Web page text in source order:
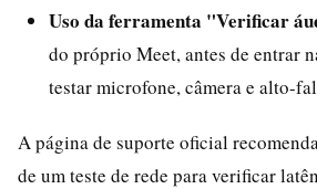
Uso da ferramenta "Verificar
do próprio Meet, antes de entrar
testar microfone, câmera e alto-
A página de suporte oficial
de um teste de rede para verificar